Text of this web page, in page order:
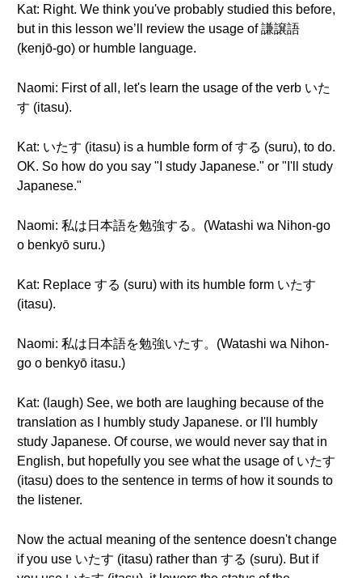
Kat: Right. We think you've probably studied this before,
but in this lesson we’ll review the usage of 謙譲語
(kenjō-go) or humble language.
Naomi: First of all, let's learn the usage of the verb いた
す (itasu).
Kat: いたす (itasu) is a humble form of する (suru), to do.
OK. So how do you say "I study Japanese." or "I'll study
Japanese."
Naomi: 私は日本語を勉強する。(Watashi wa Nihon-go
o benkyō suru.)
Kat: Replace する (suru) with its humble form いたす
(itasu).
Naomi: 私は日本語を勉強いたす。(Watashi wa Nihon-
go o benkyō itasu.)
Kat: (laugh) See, we both are laughing because of the
translation as I humbly study Japanese. or I'll humbly
study Japanese. Of course, we would never say that in
English, but hopefully you see what the usage of いたす
(itasu) does to the sentence in terms of how it sounds to
the listener.
Now the actual meaning of the sentence doesn't change
if you use いたす (itasu) rather than する (suru). But if